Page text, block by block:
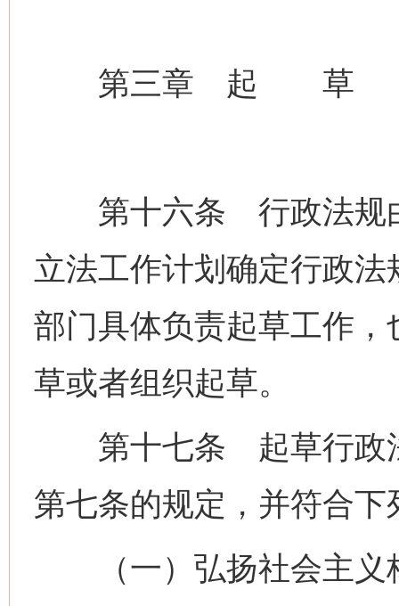
第三章 起 草
第十六条 行政法规由
立法工作计划确定行政
部门具体负责起草工作
草或者组织起草。
第十七条 起草行政法
第七条的规定，并符合下
（一）弘扬社会主义